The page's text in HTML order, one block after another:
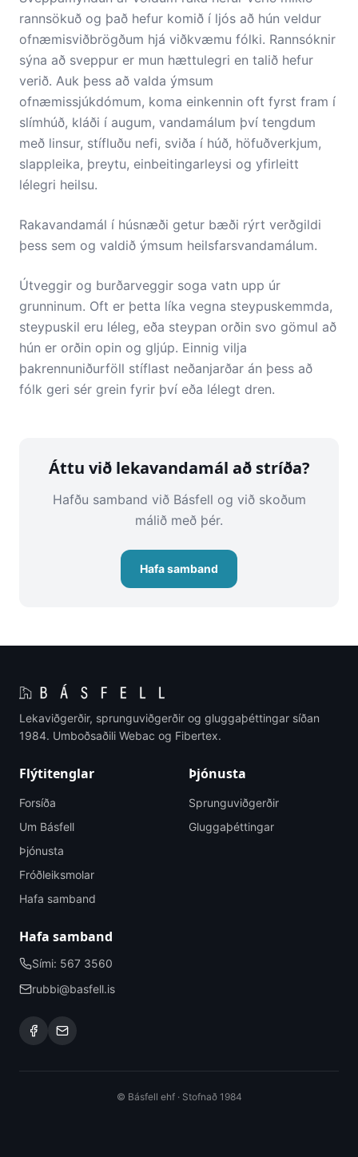
rannsökuð og það hefur komið í ljós að hún veldur
ofnæmisviðbrögðum hjá viðkvæmu fólki. Rannsóknir
sýna að sveppur er mun hættulegri en talið hefur
verið. Auk þess að valda ýmsum
ofnæmissjúkdómum, koma einkennin oft fyrst fram í
slímhúð, kláði í augum, vandamálum því tengdum
með linsur, stífluðu nefi, sviða í húð, höfuðverkjum,
slappleika, þreytu, einbeitingarleysi og yfirleitt
lélegri heilsu.
Rakavandamál í húsnæði getur bæði rýrt verðgildi
þess sem og valdið ýmsum heilsfarsvandamálum.
Útveggir og burðarveggir soga vatn upp úr
grunninum. Oft er þetta líka vegna steypuskemmda,
steypuskil eru léleg, eða steypan orðin svo gömul að
hún er orðin opin og gljúp. Einnig vilja
þakrennuniðurföll stíflast neðanjarðar án þess að
fólk geri sér grein fyrir því eða lélegt dren.
Áttu við lekavandamál að stríða?
Hafðu samband við Básfell og við skoðum
málið með þér.
Hafa samband
Lekaviðgerðir, sprunguviðgerðir og gluggaþéttingar síðan
1984. Umboðsaðili Webac og Fibertex.
Flýtitenglar
Forsíða
Um Básfell
Þjónusta
Fróðleiksmolar
Hafa samband
Þjónusta
Sprunguviðgerðir
Gluggaþéttingar
Hafa samband
Sími: 567 3560
rubbi@basfell.is
© Básfell ehf · Stofnað 1984